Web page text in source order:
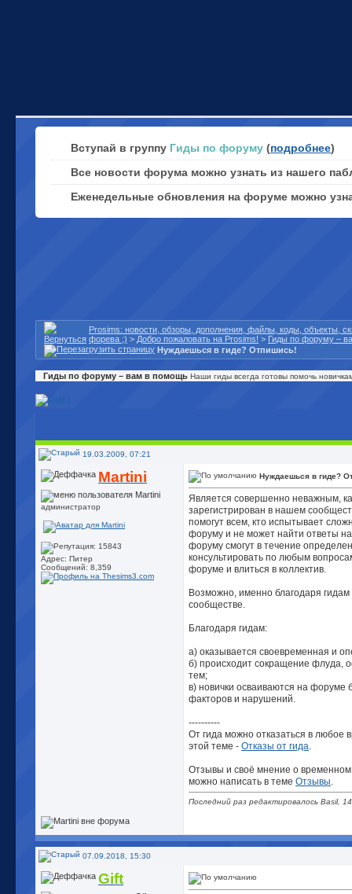
Вступай в группу Гиды по форуму (подробнее)
Все новости форума можно узнать из нашего
Еженедельные обновления на форуме можно
Prosims: новости, обзоры, дополнения, файлы, коды, объекты,
форева ;) > Добро пожаловать на Prosims! > Гиды по форуму –
Нуждаешься в гиде? Отпишись!
Гиды по форуму – вам в помощь Наши гиды всегда готовы помочь
19.03.2009, 07:21
Martini
администратор
Адрес: Питер
Сообщений: 8,359
Нуждаешься в гиде?
Является совершенно неважным,
зарегистрирован в нашем
помогут всем, кто испытывает
форуму и не может найти ответы
форуму смогут в течение
консультировать по любым
форуме и влиться в коллектив.
Возможно, именно благодаря
сообществе.
Благодаря гидам:
а) оказывается своевременная и
б) происходит сокращение флуда,
тем;
в) новички осваиваются на форуме
факторов и нарушений.
----------
От гида можно отказаться в любое
этой теме - Отказы от гида.
Отзывы и своё мнение о временном
можно написать в теме Отзывы.
Последний раз редактировалось Basil,
07.09.2018, 15:30
Gift